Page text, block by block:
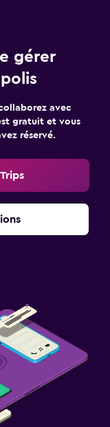
gérer
avec
gratuit et vous
réservé.